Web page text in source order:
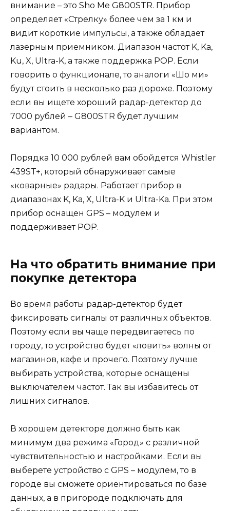
внимание – это Sho Me G800STR. Прибор
определяет «Стрелку» более чем за 1 км и
видит короткие импульсы, а также обладает
лазерным приемником. Диапазон частот K, Ka,
Ku, X, Ultra-K, а также поддержка POP. Если
говорить о функционале, то аналоги «Шо ми»
будут стоить в несколько раз дороже. Поэтому
если вы ищете хороший радар-детектор до
7000 рублей – G800STR будет лучшим
вариантом.
Порядка 10 000 рублей вам обойдется Whistler
439ST+, который обнаруживает самые
«коварные» радары. Работает прибор в
диапазонах K, Ka, X, Ultra-K и Ultra-Ka. При этом
прибор оснащен GPS – модулем и
поддерживает POP.
На что обратить внимание при
покупке детектора
Во время работы радар-детектор будет
фиксировать сигналы от различных объектов.
Поэтому если вы чаще передвигаетесь по
городу, то устройство будет «ловить» волны от
магазинов, кафе и прочего. Поэтому лучше
выбирать устройства, которые оснащены
выключателем частот. Так вы избавитесь от
лишних сигналов.
В хорошем детекторе должно быть как
минимум два режима «Город» с различной
чувствительностью и настройками. Если вы
выберете устройство с GPS – модулем, то в
городе вы сможете ориентироваться по базе
данных, а в пригороде подключать для